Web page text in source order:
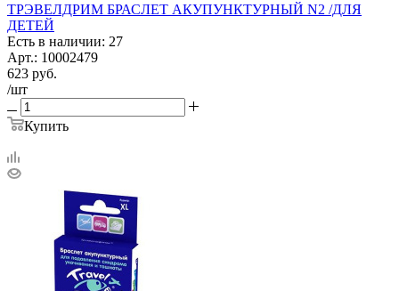
ТРЭВЕЛДРИМ БРАСЛЕТ АКУПУНКТУРНЫЙ N2 /ДЛЯ
ДЕТЕЙ
Есть в наличии: 27
Арт.: 10002479
623 руб.
/шт
Купить